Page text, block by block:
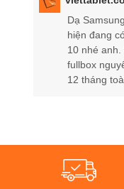
camera chính 8MP
có thể lưu lại hình ảnh
Dạ
hiện đang
10 nhé
fullbox
12 tháng